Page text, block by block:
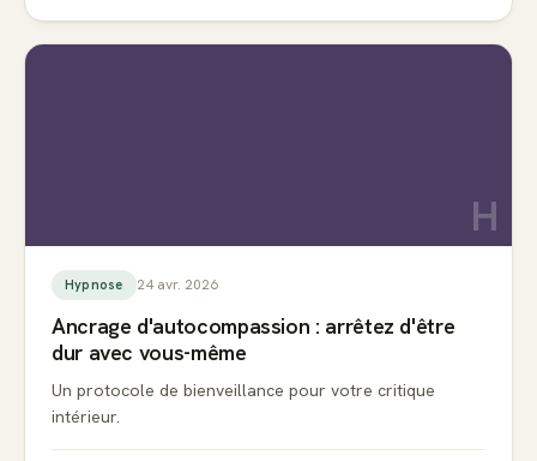
H
Hypnose 24 avr. 2026
Ancrage d'autocompassion : arrêtez d'être
dur avec vous-même
Un protocole de bienveillance pour votre critique
intérieur.